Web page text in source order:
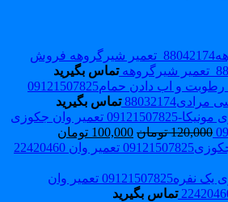
فروش
تماس بگیرید
تماس بگیرید
تعمیر وان جکوزی
120,000 تومان 100,000 تومان
تعمیر وان 22420460
تعمیر وان
تماس بگیرید